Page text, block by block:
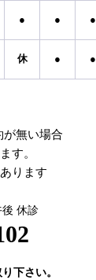
● ● ●
休 ● ●
が無い場合
す。
ります
後 休診
下さい。